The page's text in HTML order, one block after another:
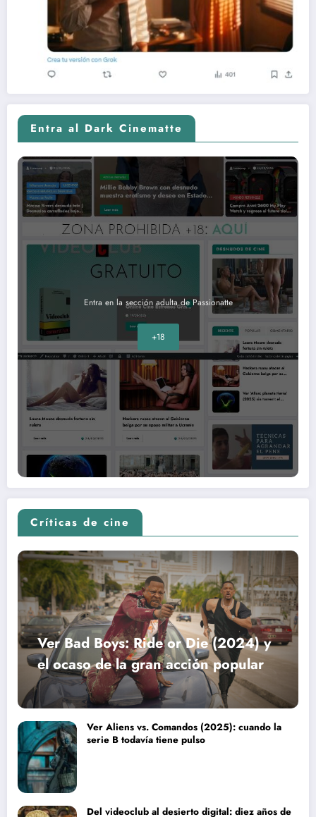
Entra al Dark Cinematte
Entra en la sección adulta de Passionatte
+18
Críticas de cine
Ver Bad Boys: Ride or Die (2024) y
el ocaso de la gran acción popular
Ver Aliens vs. Comandos (2025): cuando la
serie B todavía tiene pulso
Del videoclub al desierto digital: diez años de